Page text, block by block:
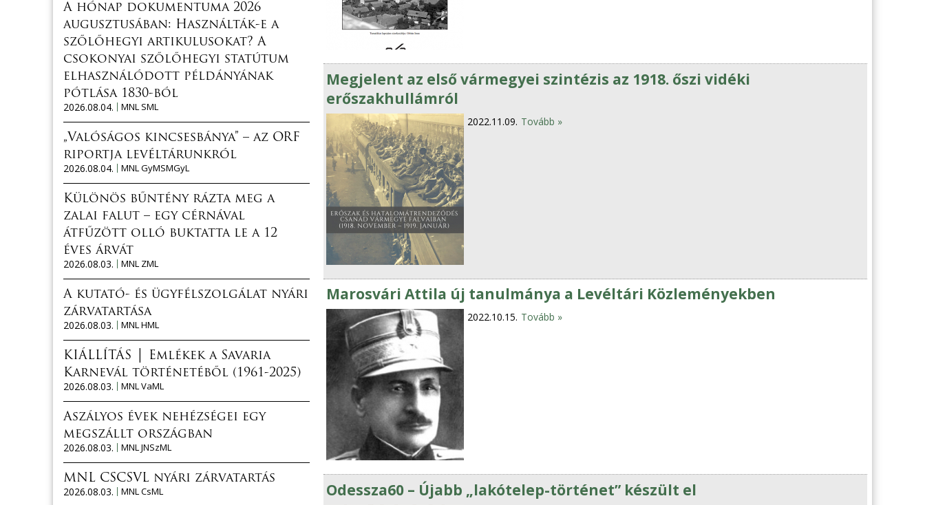
Megjelent az első vármegyei szintézis az 1918. őszi vidéki
erőszakhullámról
2022.11.09. Tovább »
Marosvári Attila új tanulmánya a Levéltári Közleményekben
2022.10.15. Tovább »
Odessza60 – Újabb „lakótelep-történet” készült el
A hónap dokumentuma 2026
augusztusában: Használták-e a
szőlőhegyi artikulusokat? A
csokonyai szőlőhegyi statútum
elhasználódott példányának
pótlása 1830-ból
2026.08.04.
MNL SML
„Valóságos kincsesbánya” – az ORF
riportja levéltárunkról
2026.08.04.
MNL GyMSMGyL
Különös bűntény rázta meg a
zalai falut – egy cérnával
átfűzött olló buktatta le a 12
éves árvát
2026.08.03.
MNL ZML
A kutató- és ügyfélszolgálat nyári
zárvatartása
2026.08.03.
MNL HML
KIÁLLÍTÁS │ Emlékek a Savaria
Karnevál történetéből (1961-2025)
2026.08.03.
MNL VaML
Aszályos évek nehézségei egy
megszállt országban
2026.08.03.
MNL JNSzML
MNL CSCSVL nyári zárvatartás
2026.08.03.
MNL CsML